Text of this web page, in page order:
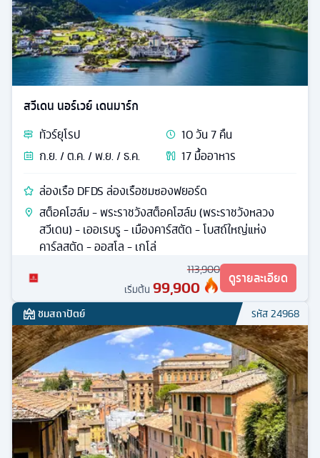
สวีเดน นอร์เวย์ เดนมาร์ก
ทัวร์ยุโรป 10วัน7คืน
ก.ย. / ต.ค. / พ.ย. / ธ.ค.
17มื้ออาหาร
ล่องเรือ DFDS ล่องเรือชมซองฟยอร์ด
สต็อคโฮล์ม - พระราชวังสต็อคโฮล์ม (พระราชวังหลวง
สวีเดน) - เออเรบรู - เมืองคาร์สตัด - โบสถ์ใหญ่แห่ง
คาร์ลสตัด - ออสโล - เกโล่
113,900
เริ่มต้น 99,900 ดูรายละเอียด
ชมสถาปัตย์ รหัส24968